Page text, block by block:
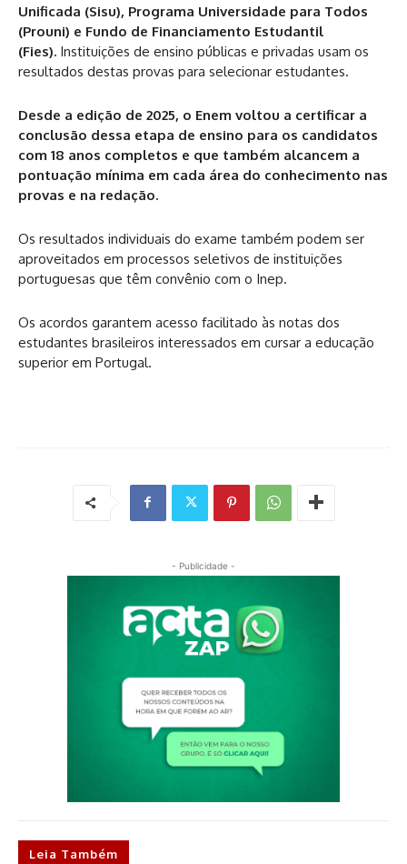
Unificada (Sisu), Programa Universidade para Todos
(Prouni) e Fundo de Financiamento Estudantil
(Fies). Instituições de ensino públicas e privadas usam os
resultados destas provas para selecionar estudantes.
Desde a edição de 2025, o Enem voltou a certificar a
conclusão dessa etapa de ensino para os candidatos
com 18 anos completos e que também alcancem a
pontuação mínima em cada área do conhecimento nas
provas e na redação.
Os resultados individuais do exame também podem ser
aproveitados em processos seletivos de instituições
portuguesas que têm convênio com o Inep.
Os acordos garantem acesso facilitado às notas dos
estudantes brasileiros interessados em cursar a educação
superior em Portugal.
- Publicidade -
Leia Também